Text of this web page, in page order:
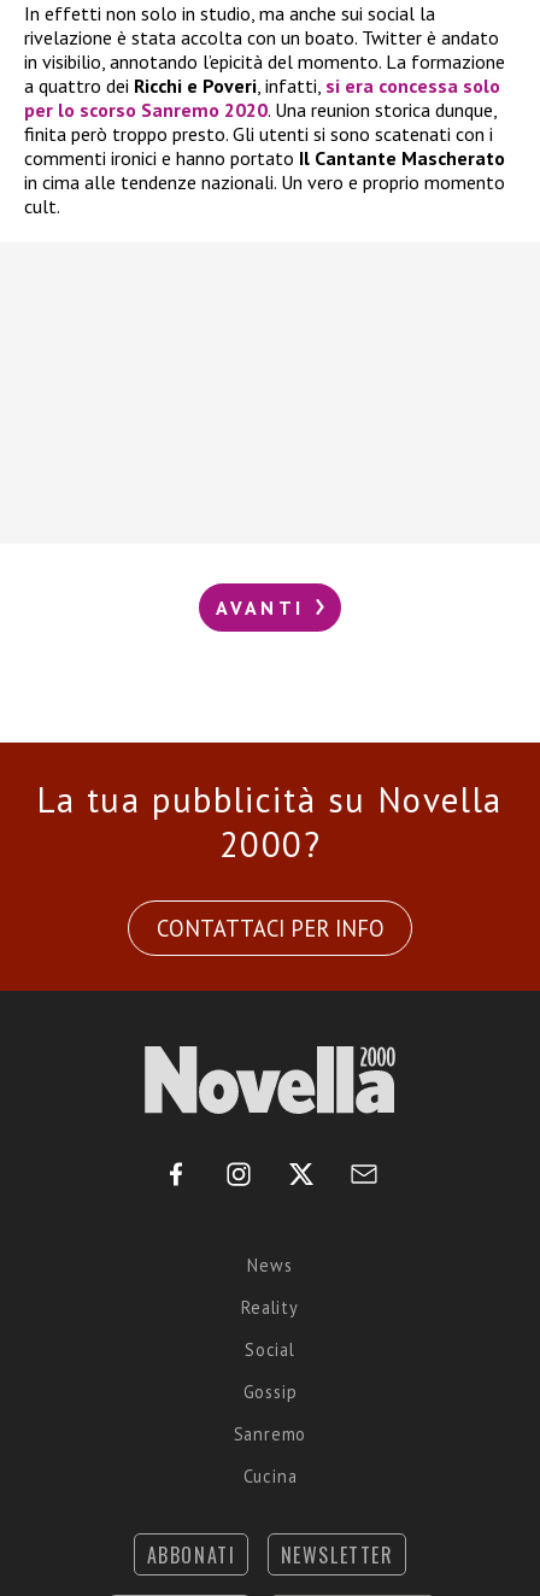
In effetti non solo in studio, ma anche sui social la
rivelazione è stata accolta con un boato. Twitter è andato
in visibilio, annotando l’epicità del momento. La formazione
a quattro dei Ricchi e Poveri, infatti, si era concessa solo
per lo scorso Sanremo 2020. Una reunion storica dunque,
finita però troppo presto. Gli utenti si sono scatenati con i
commenti ironici e hanno portato Il Cantante Mascherato
in cima alle tendenze nazionali. Un vero e proprio momento
cult.
AVANTI
La tua pubblicità su Novella
2000?
CONTATTACI PER INFO
News
Reality
Social
Gossip
Sanremo
Cucina
ABBONATI NEWSLETTER